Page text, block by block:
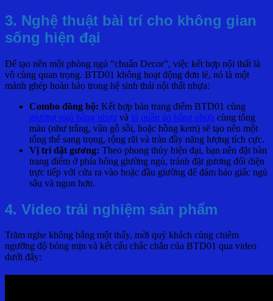
3. Nghệ thuật bài trí cho không gian
sống hiện đại
Để tạo nên một phòng ngủ “chuẩn Decor”, việc kết hợp nội thất là
vô cùng quan trọng. BTD01 không hoạt động đơn lẻ, nó là một
mảnh ghép hoàn hảo trong hệ sinh thái nội thất nhựa:
Combo đồng bộ: Kết hợp bàn trang điểm BTD01 cùng
giường ngủ bằng nhựa và tủ quần áo bằng nhựa cùng tông
màu (như trắng, vân gỗ sồi, hoặc hồng kem) sẽ tạo nên một
tổng thể sang trọng, rộng rãi và tràn đầy năng lượng tích cực.
Vị trí đặt gương: Theo phong thủy hiện đại, bạn nên đặt bàn
trang điểm ở phía hông giường ngủ, tránh đặt gương đối diện
trực tiếp với cửa ra vào hoặc đầu giường để đảm bảo giấc ngủ
sâu và ngon hơn.
4. Video trải nghiệm sản phẩm
Trăm nghe không bằng một thấy, mời quý khách cùng chiêm
ngưỡng độ bóng mịn và kết cấu chắc chắn của BTD01 qua video
dưới đây: